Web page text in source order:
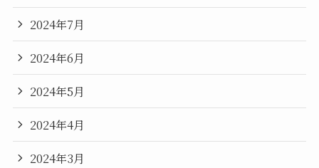
2024年7月
2024年6月
2024年5月
2024年4月
2024年3月